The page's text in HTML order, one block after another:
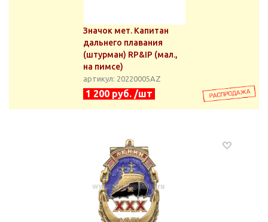
Значок мет. Капитан
дальнего плавания
(штурман) RP&IP (мал.,
на пимсе)
артикул: 20220005АZ
1 200 руб. /шт